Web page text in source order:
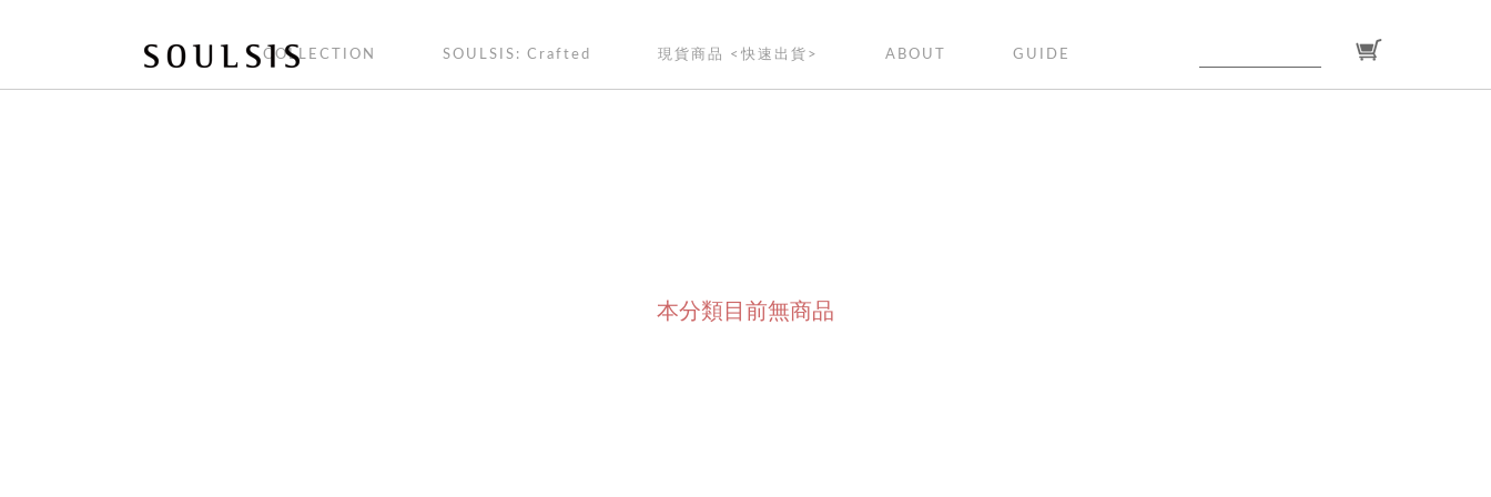
COLLECTION SOULSIS: Crafted 現貨商品 <快速出貨> ABOUT GUIDE
本分類目前無商品